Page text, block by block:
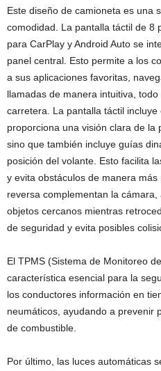
Este diseño de camioneta es una
comodidad. La pantalla táctil de 8
para CarPlay y Android Auto se
panel central. Esto permite a los
a sus aplicaciones favoritas,
llamadas de manera intuitiva,
carretera. La pantalla táctil
proporciona una visión clara de la
sino que también incluye guías
posición del volante. Esto facilita
y evita obstáculos de manera
reversa complementan la
objetos cercanos mientras
de seguridad y evita posibles
El TPMS (Sistema de Monitoreo
característica esencial para la
los conductores información en
neumáticos, ayudando a prevenir
de combustible.
Por último, las luces automáticas